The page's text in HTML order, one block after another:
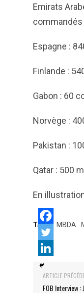
Emirats
commandés
Espagne :
Finlande :
Gabon : 60
Norvège :
Pakistan :
Qatar : 500
En
Tags: MBDA
ARTICLE
FOB Interview :